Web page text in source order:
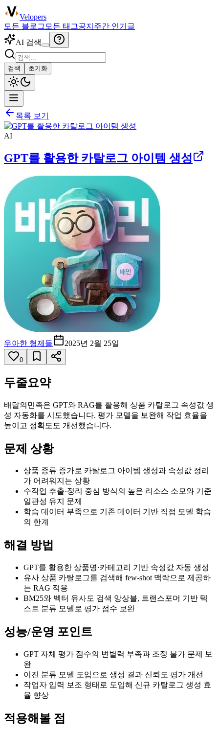
Velopers
모든 블로그 모든 태그공지 주간 인기글
AI 검색
검색 초기화
목록 보기
AI
GPT를 활용한 카탈로그 아이템 생성
우아한 형제들 2025년 2월 25일
0
두줄요약
배달의민족은 GPT와 RAG를 활용해 상품 카탈로그 속성값 생
성 자동화를 시도했습니다. 평가 모델을 보완해 작업 효율을
높이고 정확도도 개선했습니다.
문제 상황
상품 종류 증가로 카탈로그 아이템 생성과 속성값 정리
가 어려워지는 상황
수작업 추출·정리 중심 방식의 높은 리소스 소모와 기준
일관성 유지 문제
학습 데이터 부족으로 기존 데이터 기반 직접 모델 학습
의 한계
해결 방법
GPT를 활용한 상품명·카테고리 기반 속성값 자동 생성
유사 상품 카탈로그를 검색해 few-shot 맥락으로 제공하
는 RAG 적용
BM25와 벡터 유사도 검색 앙상블, 트랜스포머 기반 텍
스트 분류 모델로 평가 점수 보완
성능/운영 포인트
GPT 자체 평가 점수의 변별력 부족과 조정 불가 문제 보
완
이진 분류 모델 도입으로 생성 결과 신뢰도 평가 개선
작업자 입력 보조 형태로 도입해 신규 카탈로그 생성 효
율 향상
적용해볼 점